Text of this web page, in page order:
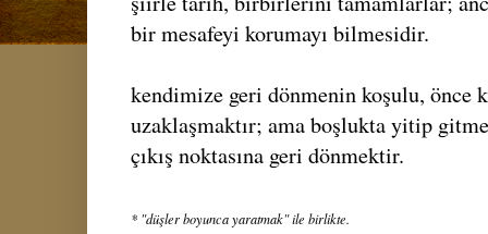
bir mesafeyi korumayı bilmesidir.
kendimize geri dönmenin koşulu, önce
uzaklaşmaktır; ama boşlukta yitip
çıkış noktasına geri dönmektir.
* "düşler boyunca yaratmak" ile birlikte.